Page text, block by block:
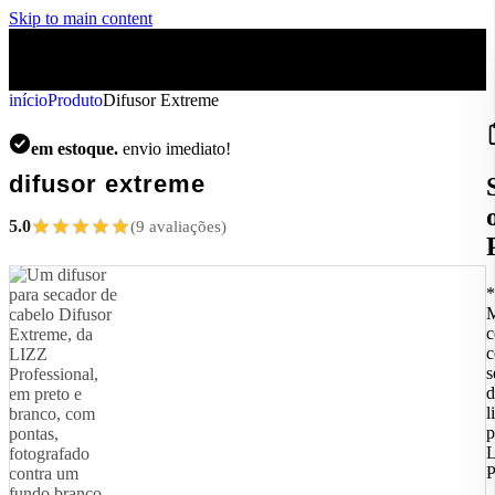
Skip to main content
inícioProdutoDifusor Extreme
em estoque. envio imediato!
difusor extreme
5.0 (9 avaliações)
*